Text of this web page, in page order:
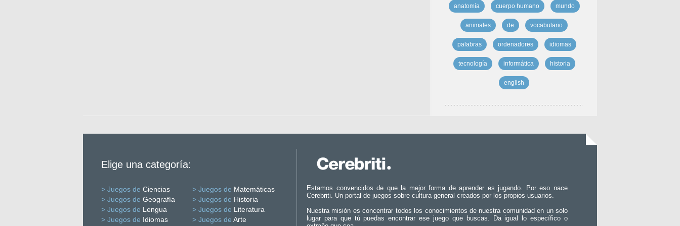
anatomía cuerpo humano mundo
animales de vocabulario
palabras ordenadores idiomas
tecnología informática historia
english
Elige una categoría:
> Juegos de Ciencias > Juegos de Matemáticas
> Juegos de Geografía > Juegos de Historia
> Juegos de Lengua > Juegos de Literatura
> Juegos de Idiomas > Juegos de Arte
Estamos convencidos de que la mejor forma de aprender es jugando. Por eso nace
Cerebriti. Un portal de juegos sobre cultura general creados por los propios usuarios.
Nuestra misión es concentrar todos los conocimientos de nuestra comunidad en un solo
lugar para que tú puedas encontrar ese juego que buscas. Da igual lo específico o